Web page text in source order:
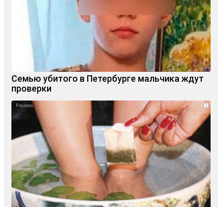
Семью убитого в Петербурге мальчика ждут
проверки
i